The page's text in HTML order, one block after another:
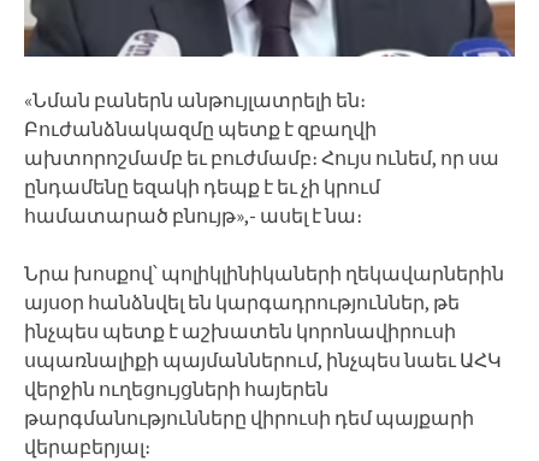
«Նման բաներն անթույլատրելի են։
Բուժանձնակազմը պետք է զբաղվի
ախտորոշմամբ եւ բուժմամբ։ Հույս ունեմ, որ սա
ընդամենը եզակի դեպք է եւ չի կրում
համատարած բնույթ»,- ասել է նա։
Նրա խոսքով՝ պոլիկլինիկաների ղեկավարներին
այսօր հանձնվել են կարգադրություններ, թե
ինչպես պետք է աշխատեն կորոնավիրուսի
սպառնալիքի պայմաններում, ինչպես նաեւ ԱՀԿ
վերջին ուղեցույցների հայերեն
թարգմանությունները վիրուսի դեմ պայքարի
վերաբերյալ։